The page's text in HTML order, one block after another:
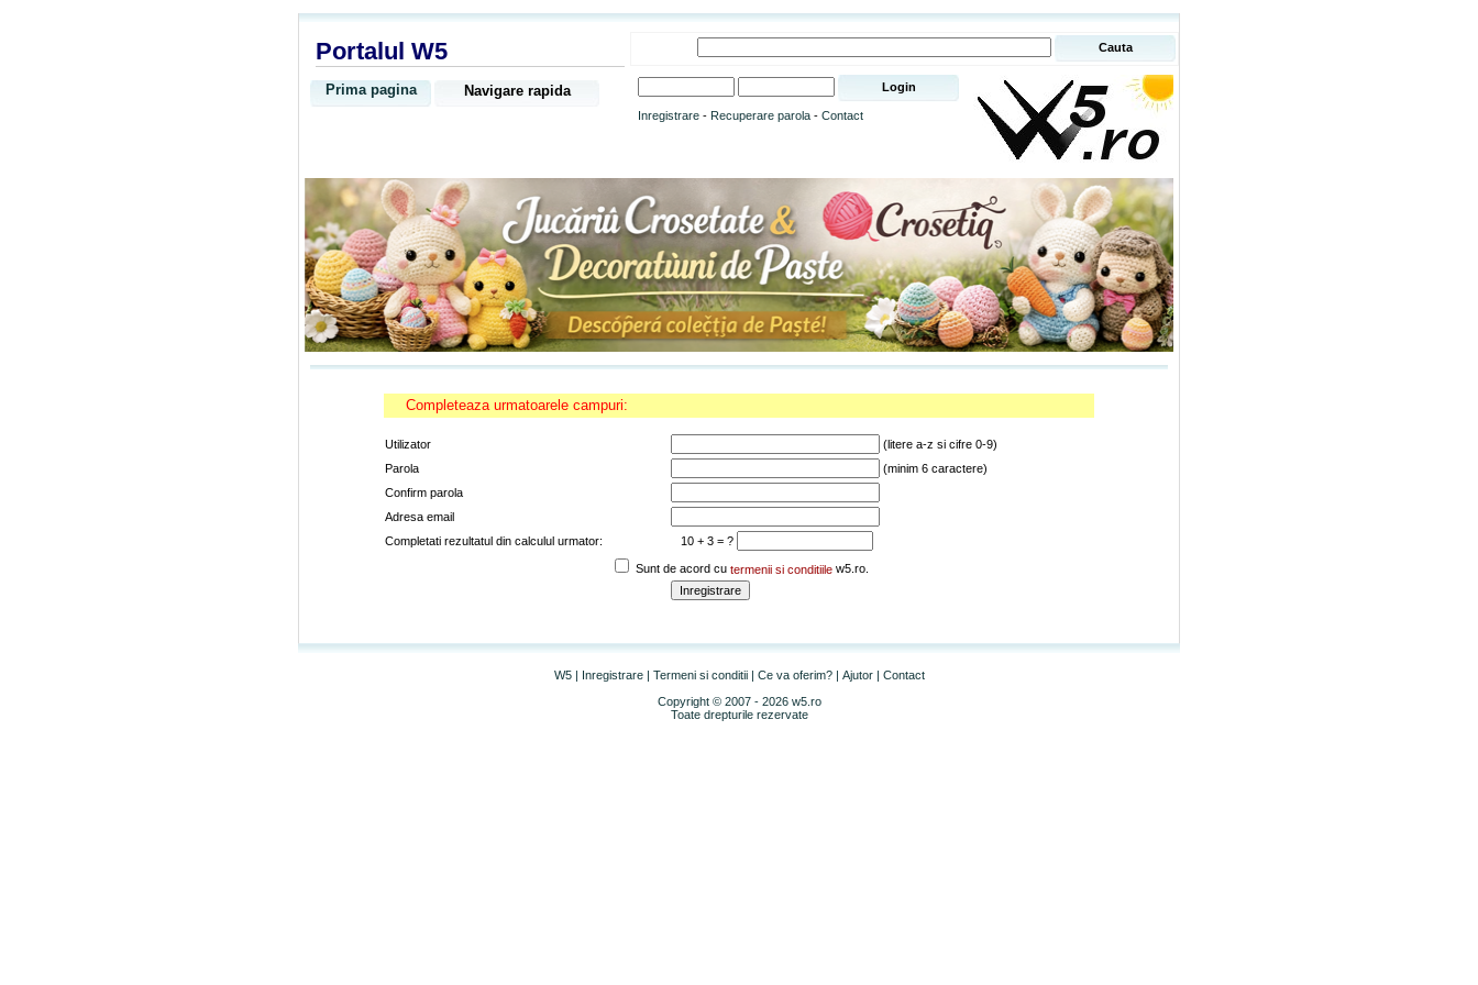
Portalul W5
Prima pagina Navigare rapida
Inregistrare - Recuperare parola - Contact
Completeaza urmatoarele campuri:
Utilizator
(litere a-z si cifre 0-9)
Parola
(minim 6 caractere)
Confirm parola
Adresa email
Completati rezultatul din calculul urmator:
10 + 3 = ?
Sunt de acord cu termenii si conditiilew5.ro.
W5| Inregistrare| Termeni si conditii| Ce va oferim?| Ajutor| Contact
Copyright © 2007 - 2026 w5.ro
Toate drepturile rezervate